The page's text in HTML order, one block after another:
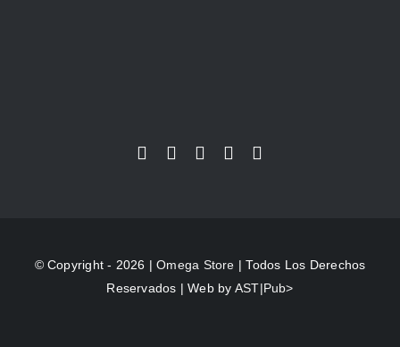
© Copyright - 2026 |Omega Store | Todos Los Derechos
Reservados | Web by AST|Pub>